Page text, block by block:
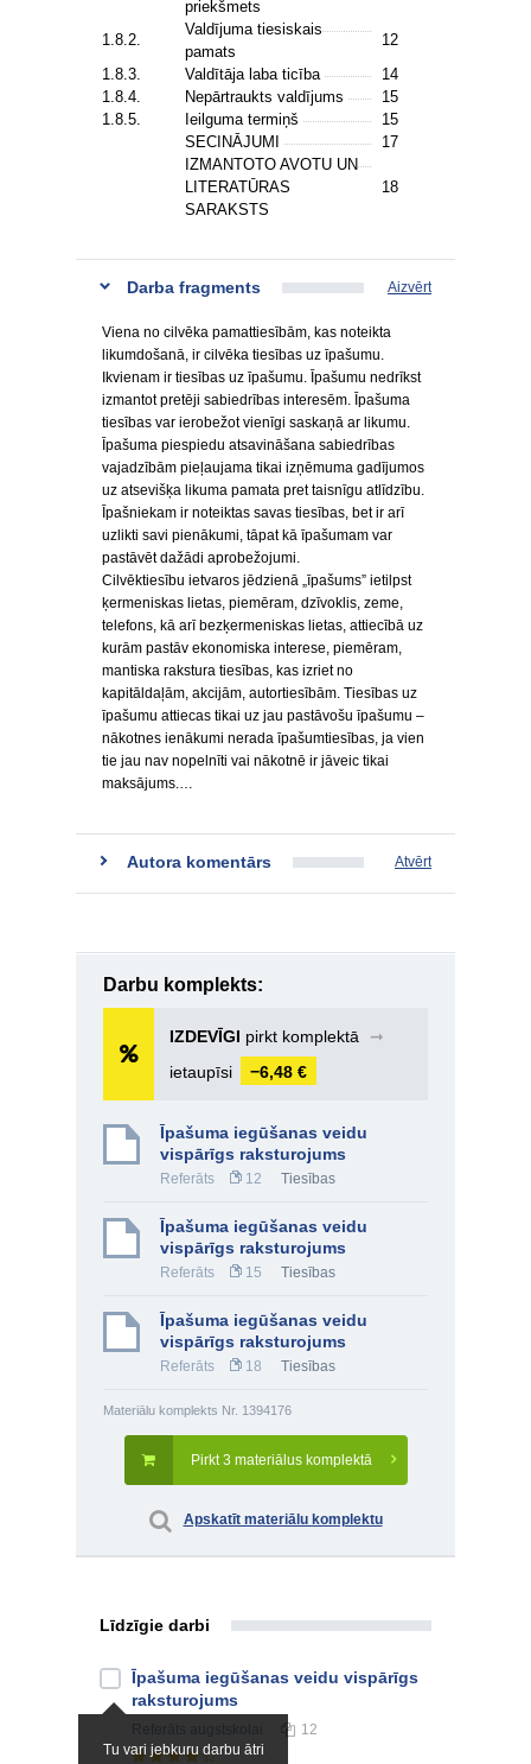
priekšmets
1.8.2.
Valdījuma tiesiskais
pamats
12
1.8.3.
Valdītāja laba ticība
14
1.8.4.
Nepārtraukts valdījums
15
1.8.5.
Ieilguma termiņš
15
SECINĀJUMI
17
IZMANTOTO AVOTU UN
LITERATŪRAS
SARAKSTS
18
Darba fragments Aizvērt
Viena no cilvēka pamattiesībām, kas noteikta
likumdošanā, ir cilvēka tiesības uz īpašumu.
Ikvienam ir tiesības uz īpašumu. Īpašumu nedrīkst
izmantot pretēji sabiedrības interesēm. Īpašuma
tiesības var ierobežot vienīgi saskaņā ar likumu.
Īpašuma piespiedu atsavināšana sabiedrības
vajadzībām pieļaujama tikai izņēmuma gadījumos
uz atsevišķa likuma pamata pret taisnīgu atlīdzību.
Īpašniekam ir noteiktas savas tiesības, bet ir arī
uzlikti savi pienākumi, tāpat kā īpašumam var
pastāvēt dažādi aprobežojumi.
Cilvēktiesību ietvaros jēdzienā „īpašums” ietilpst
ķermeniskas lietas, piemēram, dzīvoklis, zeme,
telefons, kā arī bezķermeniskas lietas, attiecībā uz
kurām pastāv ekonomiska interese, piemēram,
mantiska rakstura tiesības, kas izriet no
kapitāldaļām, akcijām, autortiesībām. Tiesības uz
īpašumu attiecas tikai uz jau pastāvošu īpašumu –
nākotnes ienākumi nerada īpašumtiesības, ja vien
tie jau nav nopelnīti vai nākotnē ir jāveic tikai
maksājums.…
Autora komentārs Atvērt
Darbu komplekts:
IZDEVĪGI pirkt komplektā
➞
ietaupīsi
−6,48 €
Īpašuma iegūšanas veidu
vispārīgs raksturojums
Referāts 12 Tiesības
Īpašuma iegūšanas veidu
vispārīgs raksturojums
Referāts 15 Tiesības
Īpašuma iegūšanas veidu
vispārīgs raksturojums
Referāts 18 Tiesības
Materiālu komplekts Nr. 1394176
Pirkt 3 materiālus komplektā
Apskatīt materiālu komplektu
Līdzīgie darbi
Tu vari jebkuru darbu ātri
Īpašuma iegūšanas veidu vispārīgs
raksturojums
12